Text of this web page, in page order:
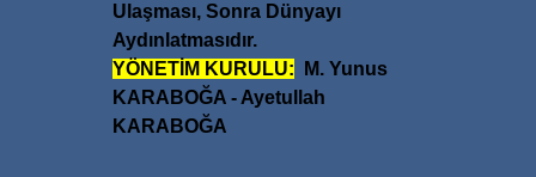
Ulaşması, Sonra Dünyayı
Aydınlatmasıdır.
YÖNETİM KURULU:
M. Yunus
KARABOĞA - Ayetullah
KARABOĞA